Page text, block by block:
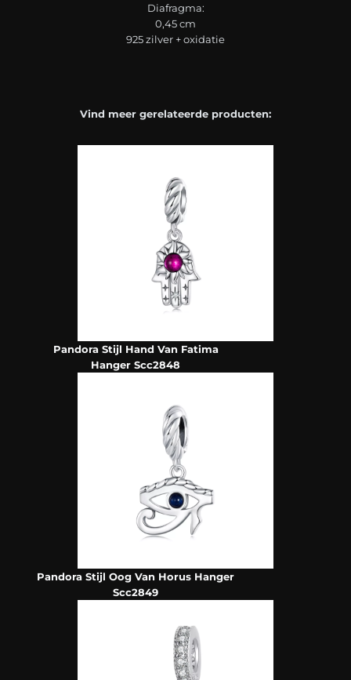
Diafragma:
0,45 cm
925 zilver + oxidatie
Vind meer gerelateerde producten:
Pandora Stijl Hand Van Fatima
Hanger Scc2848
Pandora Stijl Oog Van Horus Hanger
Scc2849